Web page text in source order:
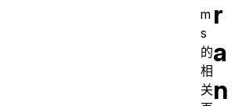
r
a
n
m
s
的
相
关